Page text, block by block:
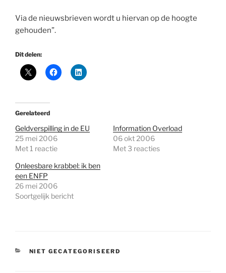
Via de nieuwsbrieven wordt u hiervan op de hoogte
gehouden”.
Dit delen:
Gerelateerd
Geldverspilling in de EU
25 mei 2006
Met 1 reactie
Information Overload
06 okt 2006
Met 3 reacties
Onleesbare krabbel: ik ben
een ENFP
26 mei 2006
Soortgelijk bericht
CATEGORIEËN
NIET GECATEGORISEERD